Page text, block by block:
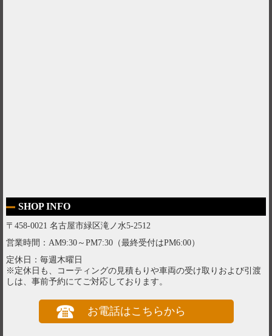
SHOP INFO
〒458-0021 名古屋市緑区滝ノ水5-2512
営業時間：AM9:30～PM7:30（最終受付はPM6:00）
定休日：毎週木曜日
※定休日も、コーティングの見積もりや車両の受け取りおよび引渡
しは、事前予約にてご対応しております。
お電話はこちらから